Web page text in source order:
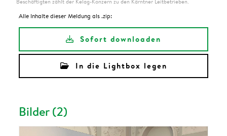
Alle Inhalte dieser Meldung als .zip:
Sofort downloaden
In die Lightbox legen
Bilder (2)